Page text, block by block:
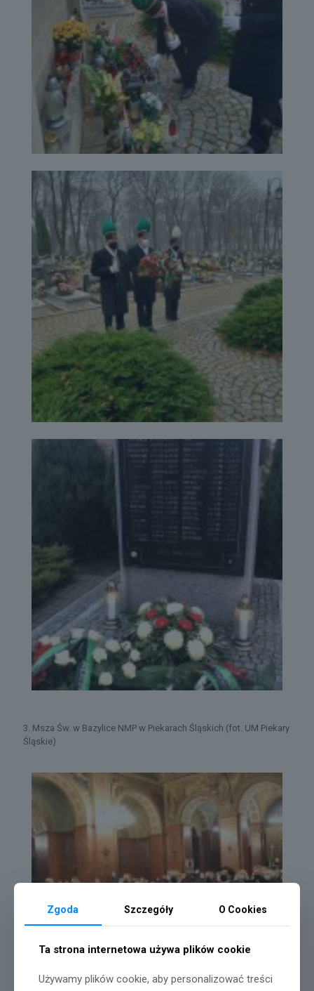
3. Msza Św. w Bazylice NMP w Piekarach Śląskich (fot. UM Piekary
Śląskie)
Zgoda Szczegóły O Cookies
Ta strona internetowa używa plików cookie
Używamy plików cookie, aby personalizować treści